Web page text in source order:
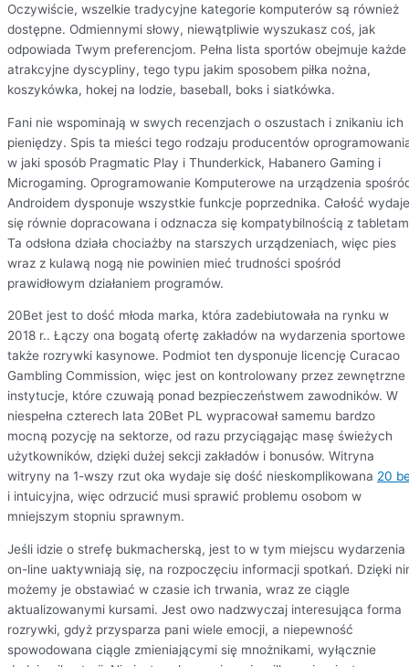
Oczywiście, wszelkie tradycyjne kategorie komputerów są również
dostępne. Odmiennymi słowy, niewątpliwie wyszukasz coś, jak
odpowiada Twym preferencjom. Pełna lista sportów obejmuje każde
atrakcyjne dyscypliny, tego typu jakim sposobem piłka nożna,
koszykówka, hokej na lodzie, baseball, boks i siatkówka.
Fani nie wspominają w swych recenzjach o oszustach i znikaniu ich
pieniędzy. Spis ta mieści tego rodzaju producentów
w jaki sposób Pragmatic Play i Thunderkick, Habanero Gaming i
Microgaming. Oprogramowanie Komputerowe na urządzenia
Androidem dysponuje wszystkie funkcje poprzednika. Całość wydaje
się równie dopracowana i odznacza się kompatybilnością z
Ta odsłona działa chociażby na starszych urządzeniach, więc pies
wraz z kulawą nogą nie powinien mieć trudności spośród
prawidłowym działaniem programów.
20Bet jest to dość młoda marka, która zadebiutowała na rynku w
2018 r.. Łączy ona bogatą ofertę zakładów na wydarzenia sportowe
także rozrywki kasynowe. Podmiot ten dysponuje licencję Curacao
Gambling Commission, więc jest on kontrolowany przez zewnętrzne
instytucje, które czuwają ponad bezpieczeństwem zawodników. W
niespełna czterech lata 20Bet PL wypracował samemu bardzo
mocną pozycję na sektorze, od razu przyciągając masę świeżych
użytkowników, dzięki dużej sekcji zakładów i bonusów. Witryna
witryny na 1-wszy rzut oka wydaje się dość nieskomplikowana 20
i intuicyjna, więc odrzucić musi sprawić problemu osobom w
mniejszym stopniu sprawnym.
Jeśli idzie o strefę bukmacherską, jest to w tym miejscu wydarzenia
on-line uaktywniają się, na rozpoczęciu informacji spotkań. Dzięki
możemy je obstawiać w czasie ich trwania, wraz ze ciągle
aktualizowanymi kursami. Jest owo nadzwyczaj interesująca forma
rozrywki, gdyż przysparza pani wiele emocji, a niepewność
spowodowana ciągle zmieniającymi się mnożnikami, wyłącznie